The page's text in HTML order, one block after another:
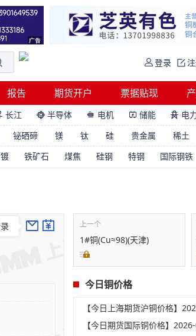
登录
报告 期货开户 票据贴现
长江  半导体  电机  储能  电
铋硒碲 镁 钛 硅 贵金属 稀土
铁矿石 煤焦 硅钢 特钢 国际钢铁
上一个
1#铜(Cu≈98)(天津)
今日铜价格